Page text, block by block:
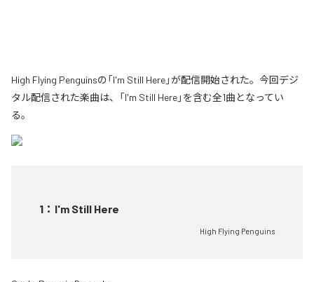
High Flying Penguinsの「I'm Still Here」が配信開始された。今回デジ
タル配信された楽曲は、「I'm Still Here」を含む全1曲となってい
る。
1 ： I'm Still Here
High Flying Penguins